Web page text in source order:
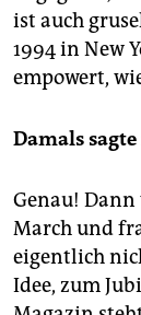
ist auch
1994 in New
empowert,
Damals
Genau! Dann
March und
eigentlich
Idee, zum